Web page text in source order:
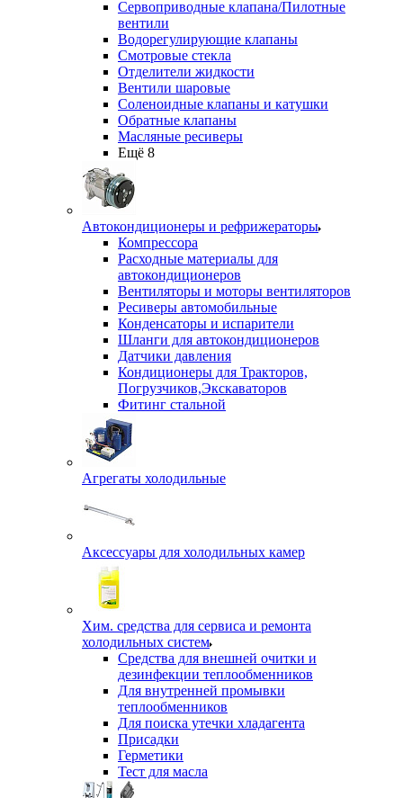
Сервоприводные клапана/Пилотные
вентили
Водорегулирующие клапаны
Смотровые стекла
Отделители жидкости
Вентили шаровые
Соленоидные клапаны и катушки
Обратные клапаны
Масляные ресиверы
Ещё 8
Автокондиционеры и рефрижераторы
Компрессора
Расходные материалы для
автокондиционеров
Вентиляторы и моторы вентиляторов
Ресиверы автомобильные
Конденсаторы и испарители
Шланги для автокондиционеров
Датчики давления
Кондиционеры для Тракторов,
Погрузчиков,Экскаваторов
Фитинг стальной
Агрегаты холодильные
Аксессуары для холодильных камер
Хим. средства для сервиса и ремонта
холодильных систем
Средства для внешней очитки и
дезинфекции теплообменников
Для внутренней промывки
теплообменников
Для поиска утечки хладагента
Присадки
Герметики
Тест для масла